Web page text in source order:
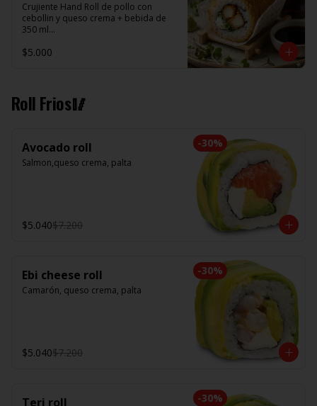
Crujiente Hand Roll de pollo con
cebollin y queso crema + bebida de
350 ml
Promoción valida de Lunes a viernes
$5.000
Roll Frios🥢
-30%
Avocado roll
Salmon,queso crema, palta
$5.040$7.200
-30%
Ebi cheese roll
Camarón, queso crema, palta
$5.040$7.200
-30%
Teri roll